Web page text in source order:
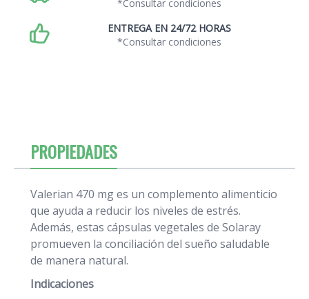
*Consultar condiciones
ENTREGA EN 24/72 HORAS
*Consultar condiciones
PROPIEDADES
Valerian 470 mg es un complemento alimenticio
que ayuda a reducir los niveles de estrés.
Además, estas cápsulas vegetales de Solaray
promueven la conciliación del sueño saludable
de manera natural.
Indicaciones